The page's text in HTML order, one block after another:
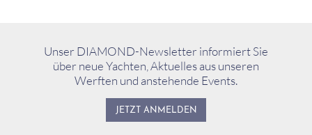
Unser DIAMOND-Newsletter informiert Sie
über neue Yachten, Aktuelles aus unseren
Werften und anstehende Events.
JETZT ANMELDEN